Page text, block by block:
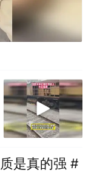
是真的强 #